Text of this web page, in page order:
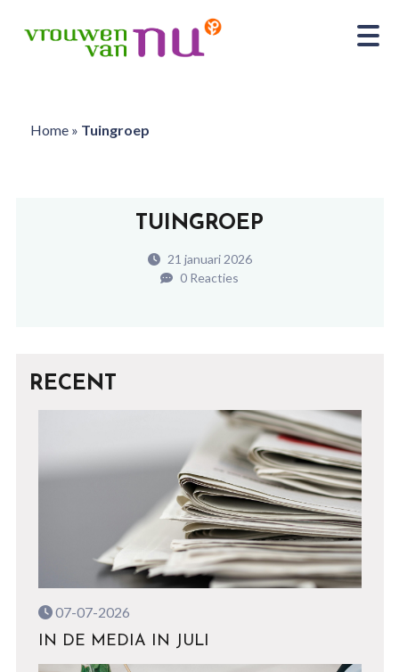
Home» Tuingroep
TUINGROEP
21 januari 2026
0 Reacties
RECENT
07-07-2026
IN DE MEDIA IN JULI